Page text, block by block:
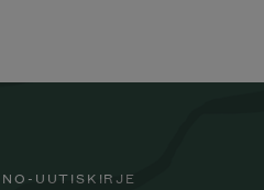
UUTISKIRJE